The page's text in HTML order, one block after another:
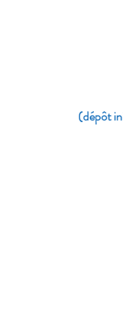
(dépôt